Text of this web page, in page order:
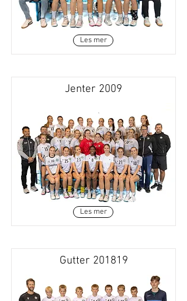
Les mer
Jenter 2009
Les mer
Gutter 201819